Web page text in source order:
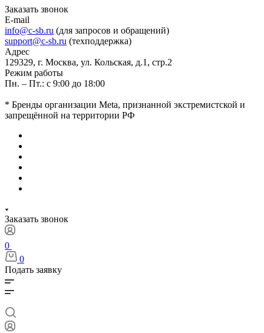
Заказать звонок
E-mail
info@c-sb.ru (для запросов и обращений)
support@c-sb.ru (техподдержка)
Адрес
129329, г. Москва, ул. Кольская, д.1, стр.2
Режим работы
Пн. – Пт.: с 9:00 до 18:00
* Бренды организации Meta, признанной экстремистской и
запрещённой на территории РФ
Заказать звонок
0
0
Подать заявку